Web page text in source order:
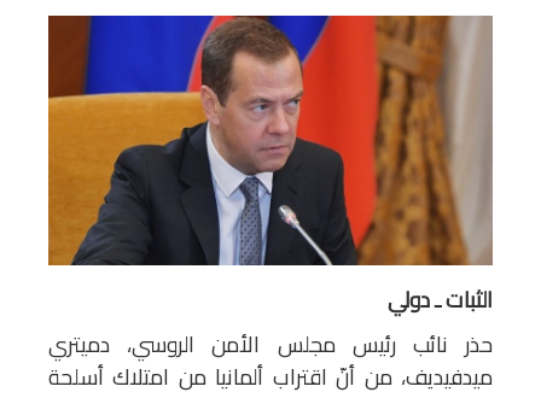
الثبات ـ دولي
حذر نائب رئيس مجلس الأمن الروسي، دميتري
ميدفيديف، من أنّ اقتراب ألمانيا من امتلاك أسلحة